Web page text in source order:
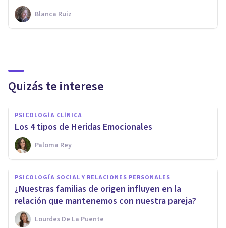
Blanca Ruiz
Quizás te interese
PSICOLOGÍA CLÍNICA
Los 4 tipos de Heridas Emocionales
Paloma Rey
PSICOLOGÍA SOCIAL Y RELACIONES PERSONALES
¿Nuestras familias de origen influyen en la
relación que mantenemos con nuestra pareja?
Lourdes De La Puente